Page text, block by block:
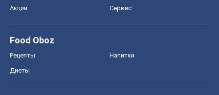
Акции Сервис
Food Oboz
Рецепты Напитки
Диеты